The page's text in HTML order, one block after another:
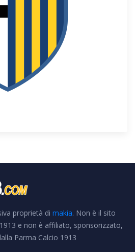
proprietà di makia. Non è il sito
e non è affiliato, sponsorizzato,
Parma Calcio 1913